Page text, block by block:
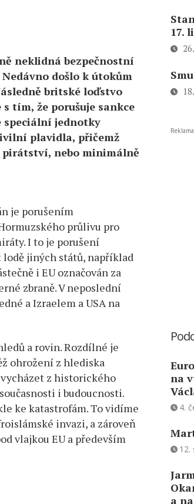
neklidná bezpečnostní
došlo k útokům
britské loďstvo
tím, že porušuje sankce
speciální jednotky
plavidla, přičemž
pirátství, nebo minimálně
je porušením
průlivu pro
I to je porušení
lodě jiných států, například
i EU označován za
zbraně. V neposlední
a Izraelem a USA na
a rovin. Rozdílné je
ohrožení z hlediska
z historického
i budoucnosti.
ke katastrofám. To vidíme
invazi, a zároveň
vlajkou EU a především
17.
Reklama
na
4.
12.
a